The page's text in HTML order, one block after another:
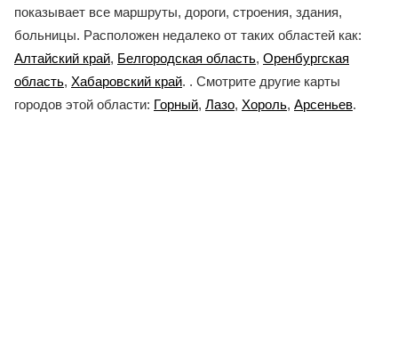
показывает все маршруты, дороги, строения, здания,
больницы. Расположен недалеко от таких областей как:
Алтайский край, Белгородская область, Оренбургская
область, Хабаровский край. . Смотрите другие карты
городов этой области: Горный, Лазо, Хороль, Арсеньев.